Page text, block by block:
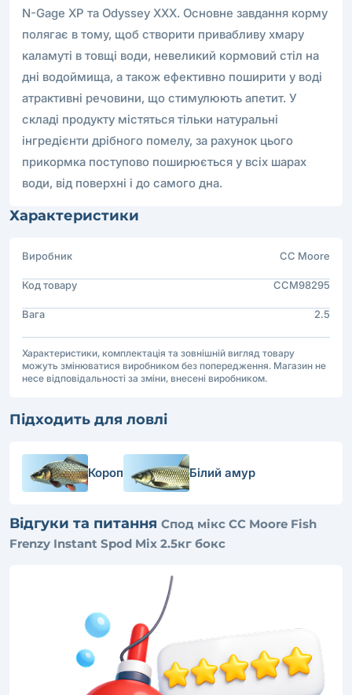
N-Gage XP та Odyssey XXX. Основне завдання корму
полягає в тому, щоб створити привабливу хмару
каламуті в товщі води, невеликий кормовий стіл на
дні водоймища, а також ефективно поширити у воді
атрактивні речовини, що стимулюють апетит. У
складі продукту містяться тільки натуральні
інгредієнти дрібного помелу, за рахунок цього
прикормка поступово поширюється у всіх шарах
води, від поверхні і до самого дна.
Характеристики
Виробник CC Moore
Код товару CCM98295
Вага 2.5
Характеристики, комплектація та зовнішній вигляд товару
можуть змінюватися виробником без попередження. Магазин не
несе відповідальності за зміни, внесені виробником.
Підходить для ловлі
Короп Білий амур
Відгуки та питання Спод мікс CC Moore Fish
Frenzy Instant Spod Mix 2.5кг бокс